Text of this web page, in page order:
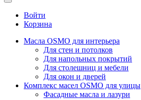
Войти
Корзина
Масла OSMO для интерьера
Для стен и потолков
Для напольных покрытий
Для столешниц и мебели
Для окон и дверей
Комплекс масел OSMO для улицы
Фасадные масла и лазури